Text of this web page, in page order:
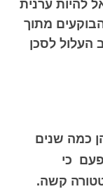
להיות ערנית
מתוך
העלול לסכן
כמה שנים
כי
קשה.